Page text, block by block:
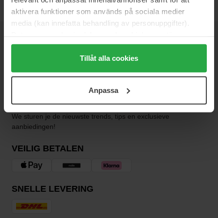
aktivera funktioner som används på sociala medier
media (kan innefatta behandling av personuppgifter).
Genom att trycka på "Tillåt alla cookies" accepterar du
alla cookies, medan du under "Detaljer" kan anpassa
användningen av cookies. Du kan när som helst återkalla
samt vår Integritetspolicy.
Tillåt alla cookies
Anpassa
NIEUWSBRIEF
WEES ALS EERSTE OP DE HOOGTE
Wil je het beste beauty-nieuws direct in je inbox ontvangen?
We sturen je de nieuwste trends, tips en exclusieve
aanbiedingen!
VEILIG BETALEN
SNELLE LEVERING